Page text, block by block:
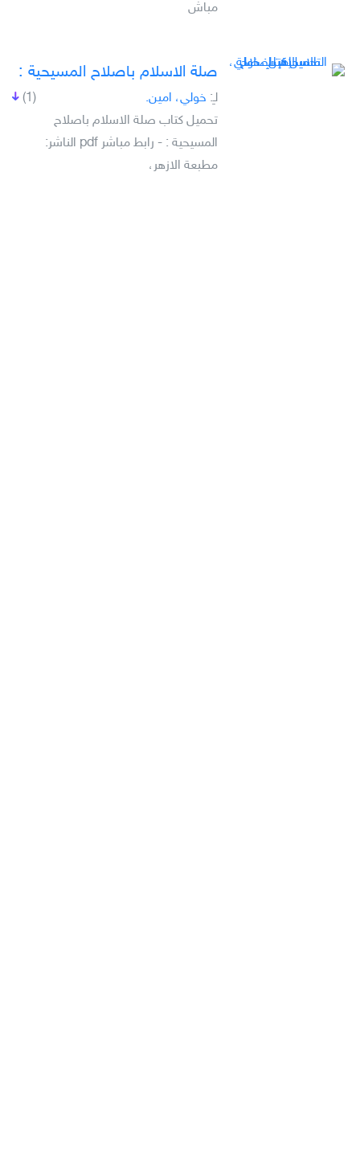
مباش
صلة الاسلام باصلاح المسيحية :‎
(1) لـِ: خولي، امين.
تحميل كتاب صلة الاسلام باصلاح
المسيحية :‎ - رابط مباشر pdf الناشر:
مطبعة الازهر،